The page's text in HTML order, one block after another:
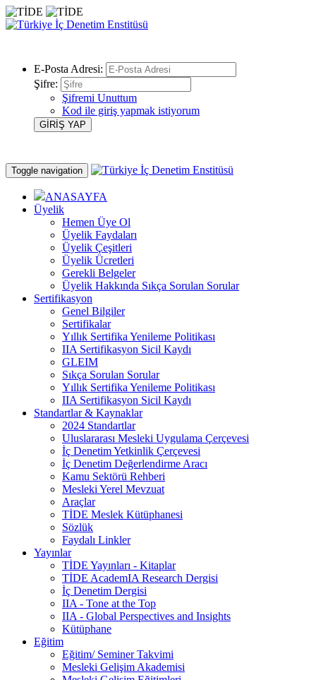
E-Posta Adresi:
Şifre:
Şifremi Unuttum
Kod ile giriş yapmak istiyorum
Toggle navigation
ANASAYFA
Üyelik
Hemen Üye Ol
Üyelik Faydaları
Üyelik Çeşitleri
Üyelik Ücretleri
Gerekli Belgeler
Üyelik Hakkında Sıkça Sorulan Sorular
Sertifikasyon
Genel Bilgiler
Sertifikalar
Yıllık Sertifika Yenileme Politikası
IIA Sertifikasyon Sicil Kaydı
GLEIM
Sıkça Sorulan Sorular
Yıllık Sertifika Yenileme Politikası
IIA Sertifikasyon Sicil Kaydı
Standartlar & Kaynaklar
2024 Standartlar
Uluslararası Mesleki Uygulama Çerçevesi
İç Denetim Yetkinlik Çerçevesi
İç Denetim Değerlendirme Aracı
Kamu Sektörü Rehberi
Mesleki Yerel Mevzuat
Araçlar
TİDE Meslek Kütüphanesi
Sözlük
Faydalı Linkler
Yayınlar
TİDE Yayınları - Kitaplar
TİDE AcademIA Research Dergisi
İç Denetim Dergisi
IIA - Tone at the Top
IIA - Global Perspectives and Insights
Kütüphane
Eğitim
Eğitim/ Seminer Takvimi
Mesleki Gelişim Akademisi